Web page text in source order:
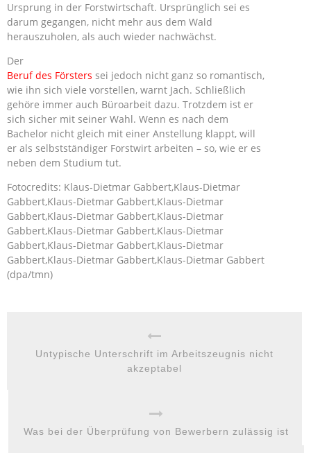
Ursprung in der Forstwirtschaft. Ursprünglich sei es
darum gegangen, nicht mehr aus dem Wald
herauszuholen, als auch wieder nachwächst.
Der
Beruf des Försters sei jedoch nicht ganz so romantisch,
wie ihn sich viele vorstellen, warnt Jach. Schließlich
gehöre immer auch Büroarbeit dazu. Trotzdem ist er
sich sicher mit seiner Wahl. Wenn es nach dem
Bachelor nicht gleich mit einer Anstellung klappt, will
er als selbstständiger Forstwirt arbeiten – so, wie er es
neben dem Studium tut.
Fotocredits: Klaus-Dietmar Gabbert,Klaus-Dietmar
Gabbert,Klaus-Dietmar Gabbert,Klaus-Dietmar
Gabbert,Klaus-Dietmar Gabbert,Klaus-Dietmar
Gabbert,Klaus-Dietmar Gabbert,Klaus-Dietmar
Gabbert,Klaus-Dietmar Gabbert,Klaus-Dietmar
Gabbert,Klaus-Dietmar Gabbert,Klaus-Dietmar Gabbert
(dpa/tmn)
Untypische Unterschrift im Arbeitszeugnis nicht
akzeptabel
Was bei der Überprüfung von Bewerbern zulässig ist